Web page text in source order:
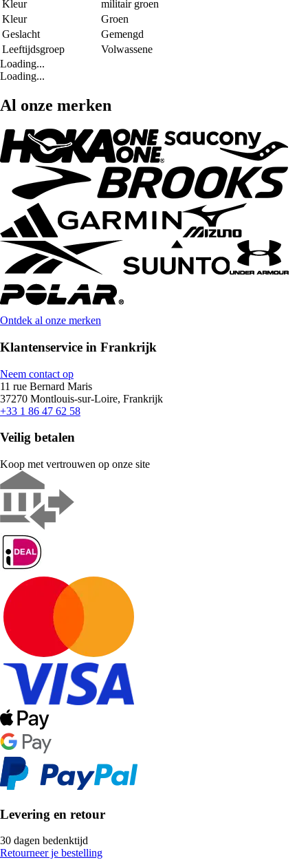
Kleur
militair groen
Kleur
Groen
Geslacht
Gemengd
Leeftijdsgroep
Volwassene
Loading...
Loading...
Al onze merken
Ontdek al onze merken
Klantenservice in Frankrijk
Neem contact op
11 rue Bernard Maris
37270 Montlouis-sur-Loire, Frankrijk
+33 1 86 47 62 58
Veilig betalen
Koop met vertrouwen op onze site
Levering en retour
30 dagen bedenktijd
Retourneer je bestelling